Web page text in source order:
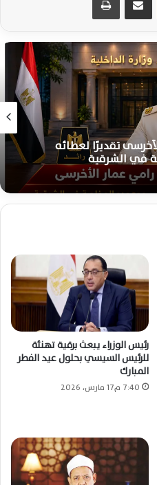
تقديرًا لعطائه
في الشرقية
رئيس الوزراء يبعث برقية تهنئة
للرئيس السيسي بحلول عيد الفطر
المبارك
7:40 م17 مارس، 2026